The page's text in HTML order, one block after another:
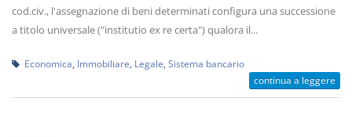
cod.civ., l'assegnazione di beni determinati configura una successione
a titolo universale ("institutio ex re certa") qualora il...
Economica Immobiliare Legale Sistema bancario
continua a leggere